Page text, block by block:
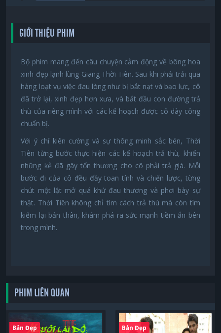
GIỚI THIỆU PHIM
Bộ phim mang đến câu chuyện cảm động về bông hoa
xinh đẹp lạnh lùng Giang Thời Tiên. Sau khi phải trải qua
hàng loạt vụ việc đau lòng như bị bắt nạt và bạo lực, cô
đã trở lại, xinh đẹp hơn xưa, và bắt đầu con đường trả
thù của riêng mình với các kế hoạch được cô dày công
chuẩn bị.
Với ý chí kiên cường và sự thông minh sắc bén, Thời
Tiên từng bước thực hiện các kế hoạch trả thù, khiến
những kẻ đã gây tổn thương cho cô phải trả giá. Mỗi
bước đi của cô đều đầy toan tính và chiến lược, từng
chút một lật mở quá khứ đau thương và phơi bày sự
thật. Thời Tiên không chỉ tìm cách trả thù mà còn tìm
kiếm lại bản thân, khám phá ra sức mạnh tiềm ẩn bên
trong mình.
PHIM LIÊN QUAN
Bản Đẹp Bản Đẹp